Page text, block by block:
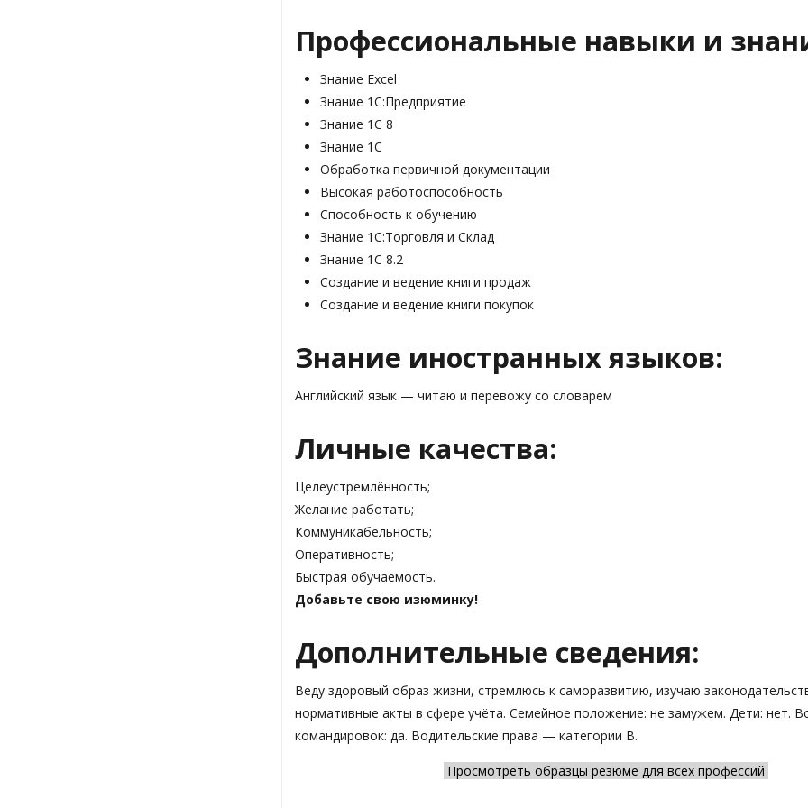
Профессиональные навыки и
Знание Excel
Знание 1С:Предприятие
Знание 1С 8
Знание 1С
Обработка первичной документации
Высокая работоспособность
Способность к обучению
Знание 1С:Торговля и Склад
Знание 1С 8.2
Создание и ведение книги продаж
Создание и ведение книги покупок
Знание иностранных языков:
Английский язык — читаю и перевожу со словарем
Личные качества:
Целеустремлённость;
Желание работать;
Коммуникабельность;
Оперативность;
Быстрая обучаемость.
Добавьте свою изюминку!
Дополнительные сведения:
Веду здоровый образ жизни, стремлюсь к саморазвитию, изучаю
нормативные акты в сфере учёта. Семейное положение: не замужем. Дети: нет.
командировок: да. Водительские права — категории В.
Просмотреть образцы резюме для всех профессий